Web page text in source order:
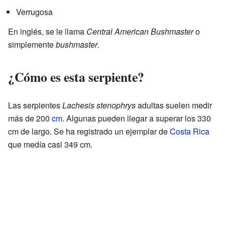
Verrugosa
En inglés, se le llama Central American Bushmastero
simplementebushmaster.
¿Cómo es esta serpiente?
Las serpientesLachesis stenophrysadultas suelen medir
más de 200 cm. Algunas pueden llegar a superar los 330
cm de largo. Se ha registrado un ejemplar deCosta Rica
que medía casi 349 cm.